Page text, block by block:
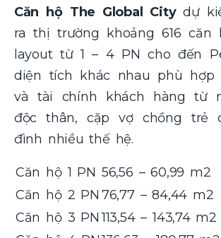
Căn hộ The Global Citydự
ra thị trường khoảng 616 căn
layout từ 1 – 4 PN cho đến
diện tích khác nhau phù hợp
và tài chính khách hàng từ
độc thân, cặp vợ chồng trẻ
đình nhiều thế hệ.
Căn hộ 1 PN 56,56 – 60,99 m2
Căn hộ 2 PN 76,77 – 84,44 m2
Căn hộ 3 PN 113,54 – 143,74 m2